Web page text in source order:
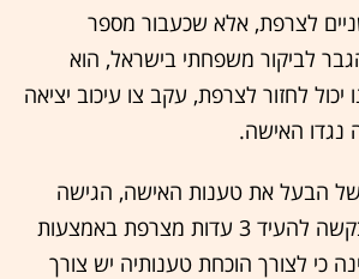
לצרפת, אלא שכעבור מספר
לביקור משפחתי בישראל, הוא
יכול לחזור לצרפת, עקב צו עיכוב יציאה
נגדו האישה.
של הבעל את טענות האישה, הגישה
האישה לבית הדין בקשה להעיד 3 עדות מצרפת באמצעות
כי לצורך הוכחת טענותיה יש צורך